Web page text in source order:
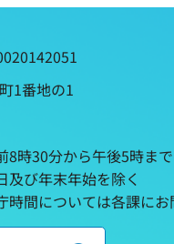
1番地の1
8時30分から午後5時まで
及び年末年始を除く
間については各課にお